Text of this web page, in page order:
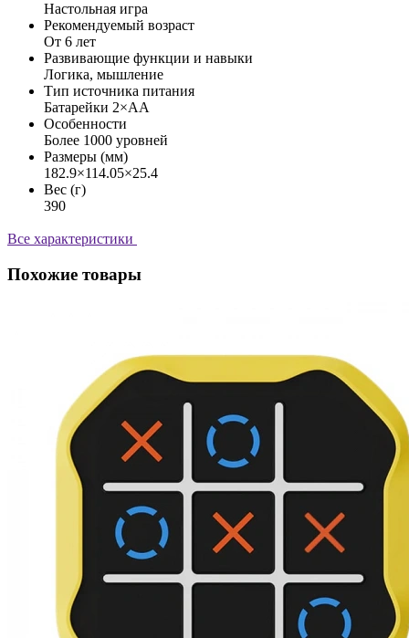
Настольная игра
Рекомендуемый возраст
От 6 лет
Развивающие функции и навыки
Логика, мышление
Тип источника питания
Батарейки 2×AA
Особенности
Более 1000 уровней
Размеры (мм)
182.9×114.05×25.4
Вес (г)
390
Все характеристики
Похожие товары